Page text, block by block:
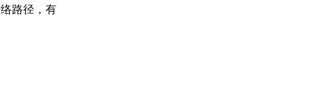
路径，有